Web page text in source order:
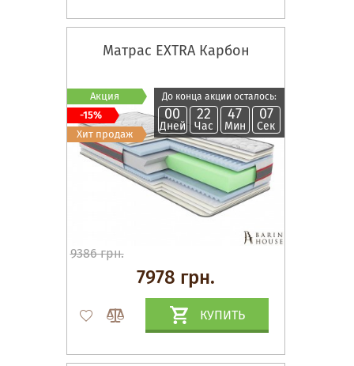
Матрас EXTRA Карбон
До конца акции осталось:
00
Дней
22
Час
47
Мин
06
Сек
9386 грн.
7978 грн.
КУПИТЬ
Акция
-15%
Хит продаж